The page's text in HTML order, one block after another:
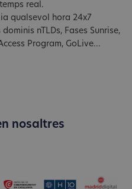
real.
qualsevol hora 24x7
nTLDs, Fases Sunrise,
Program, GoLive...
nosaltres